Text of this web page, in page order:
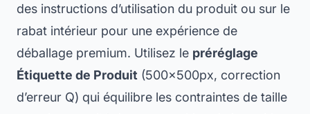
des instructions d’utilisation du produit ou sur le
rabat intérieur pour une expérience de
déballage premium. Utilisez le préréglage
Étiquette de Produit (500×500px, correction
d’erreur Q) qui équilibre les contraintes de taille